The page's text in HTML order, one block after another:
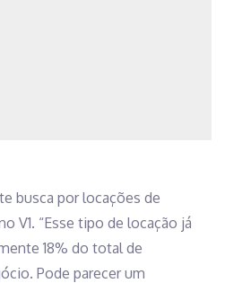
busca por locações de
V1. “Esse tipo de locação já
18% do total de
Pode parecer um